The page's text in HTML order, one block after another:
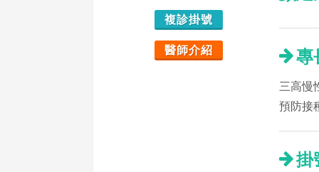
複診掛號
醫師介紹 專
三高慢
預防接
掛